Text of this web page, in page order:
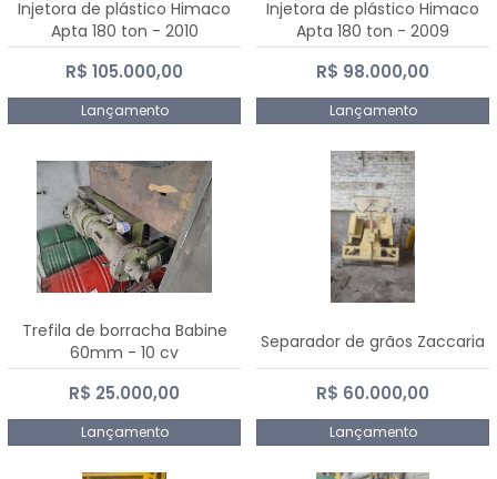
Injetora de plástico Himaco
Apta 180 ton - 2010
R$ 105.000,00
Lançamento
Injetora de plástico Himaco
Apta 180 ton - 2009
R$ 98.000,00
Lançamento
Trefila de borracha Babine
60mm - 10 cv
R$ 25.000,00
Lançamento
Separador de grãos Zaccaria
R$ 60.000,00
Lançamento